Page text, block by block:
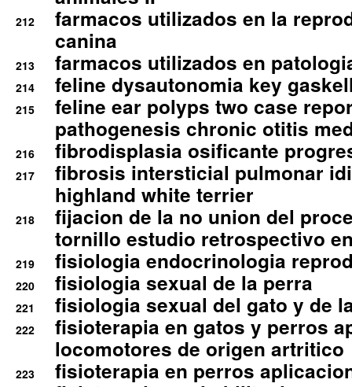
212
farmacos utilizados en la
canina
213 farmacos utilizados en
214 feline dysautonomia key
215
feline ear polyps two case
pathogenesis chronic otitis
216 fibrodisplasia osificante
217
fibrosis intersticial pulmonar
highland white terrier
218
fijacion de la no union del
tornillo estudio retrospectivo
219 fisiologia endocrinologia
220 fisiologia sexual de la perra
221 fisiologia sexual del gato y de
222
fisioterapia en gatos y perros
locomotores de origen artritico
223 fisioterapia en perros